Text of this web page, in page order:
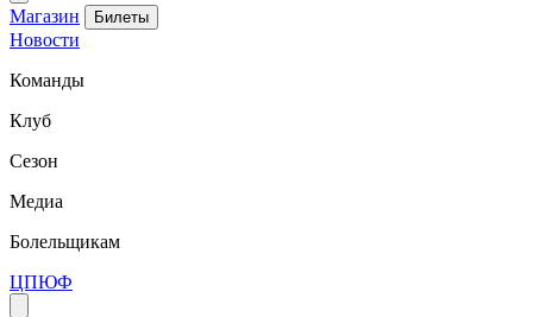
Магазин Билеты
Новости
Команды
Клуб
Сезон
Медиа
Болельщикам
ЦПЮФ